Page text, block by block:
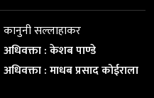
कानुनी सल्लाहाकर
अधिवक्ता : केशब पाण्डे
अधिवक्ता : माधब प्रसाद कोईराला